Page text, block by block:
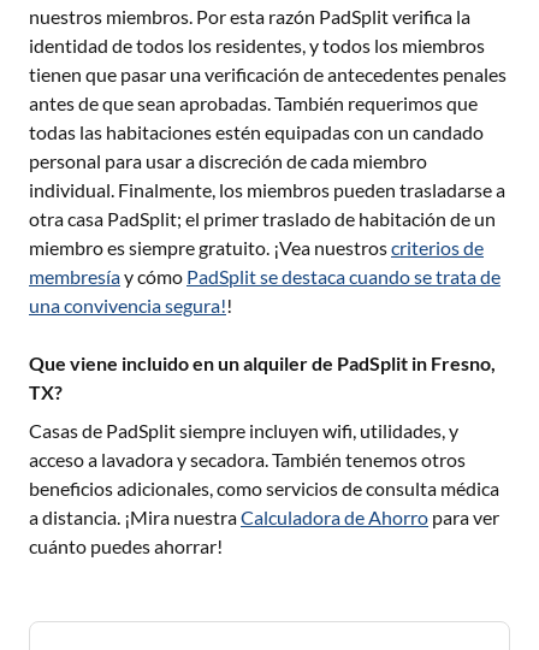
nuestros miembros. Por esta razón PadSplit verifica la
identidad de todos los residentes, y todos los miembros
tienen que pasar una verificación de antecedentes penales
antes de que sean aprobadas. También requerimos que
todas las habitaciones estén equipadas con un candado
personal para usar a discreción de cada miembro
individual. Finalmente, los miembros pueden trasladarse a
otra casa PadSplit; el primer traslado de habitación de un
miembro es siempre gratuito. ¡Vea nuestroscriterios de
membresíay cómo PadSplit se destaca cuando se trata de
una convivencia segura!!
Que viene incluido en un alquiler de PadSplit in Fresno,
TX?
Casas de PadSplit siempre incluyen wifi, utilidades, y
acceso a lavadora y secadora. También tenemos otros
beneficios adicionales, como servicios de consulta médica
a distancia. ¡Mira nuestraCalculadora de Ahorro para ver
cuánto puedes ahorrar!